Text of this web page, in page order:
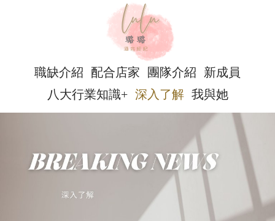
職缺介紹 配合店家 團隊介紹
新成員
八大行業知識+ 深入了解 我與她